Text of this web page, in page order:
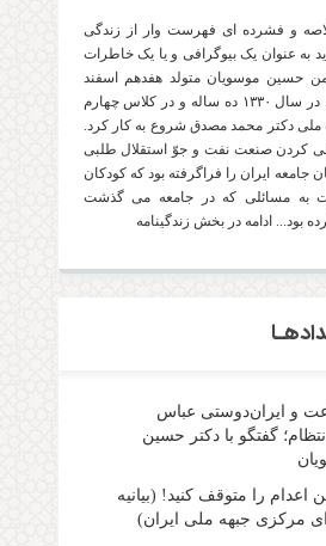
و فشرده ای فهرست وار از زندگی
به عنوان یک بیوگرافی و یا یک خاطرات
حسین موسویان متولد هفدهم اسفند
۱۳۲۰ در تهران هستم. در سال ۱۳۳۰ ده ساله و در کلاس چهارم
ملی دکتر محمد مصدق شروع به کار کرد.
کردن صنعت نفت و جوّ استقلال طلبی
جامعه ایران را فراگرفته بود که کودکان
به مسائلی که در جامعه می گذشت
بود... ادامه در بخش زندگینامه
و ایران‌دوستی عباس
گفتگو با دکتر حسین
اعدام را متوقف کنید! (بیانیه
مرکزی جبهه ملی ایران)